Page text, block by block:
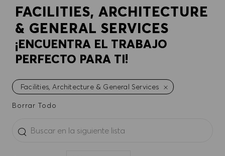
FACILITIES, ARCHITECTURE
& GENERAL SERVICES
¡ENCUENTRA EL TRABAJO
PERFECTO PARA TI!
Facilities, Architecture & General Services
Borrar Todo